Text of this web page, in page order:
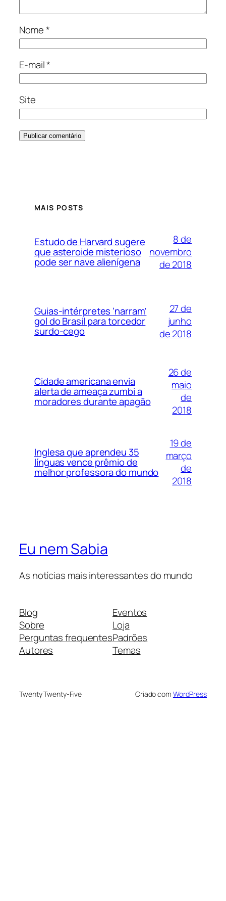
Nome*
E-mail*
Site
MAIS POSTS
Estudo de Harvard sugere
que asteroide misterioso
pode ser nave alienígena
8 de
novembro
de 2018
Guias-intérpretes ‘narram’
gol do Brasil para torcedor
surdo-cego
27 de
junho
de 2018
Cidade americana envia
alerta de ameaça zumbi a
moradores durante apagão
26 de
maio
de
2018
Inglesa que aprendeu 35
línguas vence prêmio de
melhor professora do mundo
19 de
março
de
2018
Eu nem Sabia
As notícias mais interessantes do mundo
Blog
Sobre
Perguntas frequentes
Autores
Eventos
Loja
Padrões
Temas
Twenty Twenty-Five Criado com WordPress